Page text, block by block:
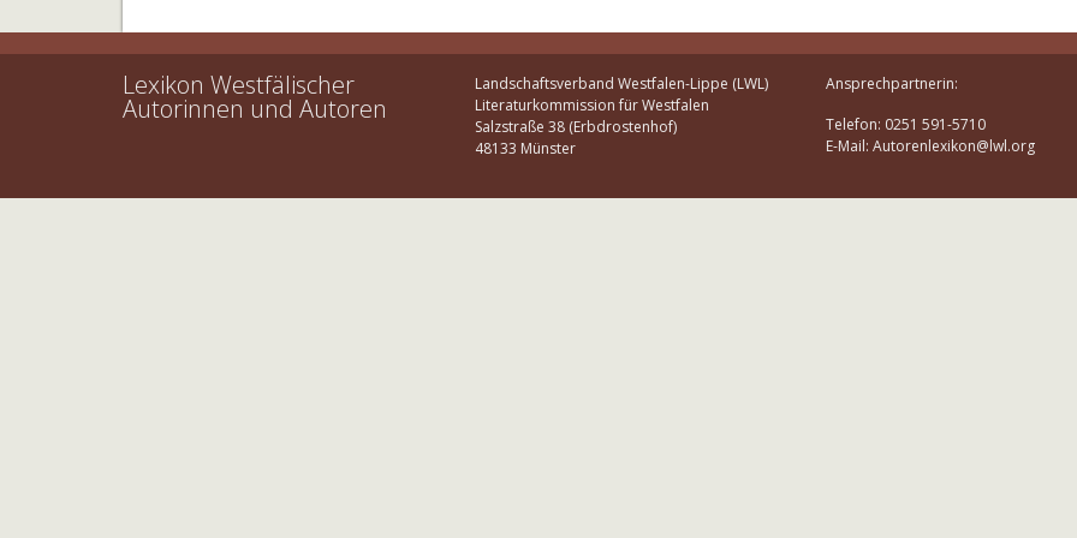
Lexikon Westfälischer
Autorinnen und Autoren
Landschaftsverband Westfalen-Lippe (LWL)
Literaturkommission für Westfalen
Salzstraße 38 (Erbdrostenhof)
48133 Münster
Ansprechpartnerin:
Telefon: 0251 591-5710
E-Mail: Autorenlexikon@lwl.org